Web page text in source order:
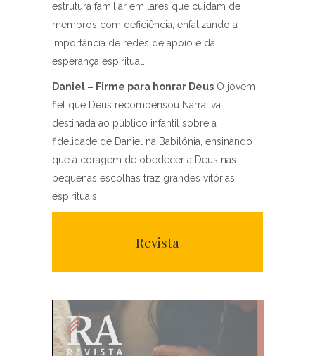
estrutura familiar em lares que cuidam de
membros com deficiência, enfatizando a
importância de redes de apoio e da
esperança espiritual.
Daniel – Firme para honrar Deus O jovem
fiel que Deus recompensou Narrativa
destinada ao público infantil sobre a
fidelidade de Daniel na Babilónia, ensinando
que a coragem de obedecer a Deus nas
pequenas escolhas traz grandes vitórias
espirituais.
Revista